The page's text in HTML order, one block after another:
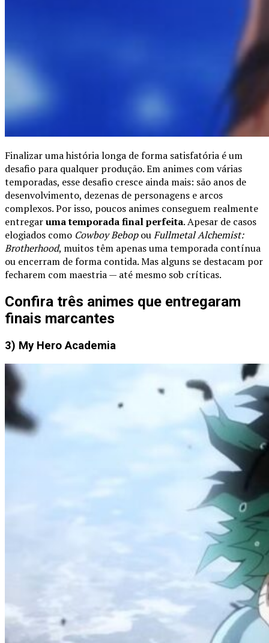
Finalizar uma história longa de forma satisfatória é um
desafio para qualquer produção. Em animes com várias
temporadas, esse desafio cresce ainda mais: são anos de
desenvolvimento, dezenas de personagens e arcos
complexos. Por isso, poucos animes conseguem realmente
entregaruma temporada final perfeita. Apesar de casos
elogiados como Cowboy BebopouFullmetal Alchemist:
Brotherhood, muitos têm apenas uma temporada contínua
ou encerram de forma contida. Mas alguns se destacam por
fecharem com maestria — até mesmo sob críticas.
Confira três animes que entregaram
finais marcantes
3) My Hero Academia